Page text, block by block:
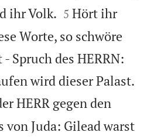
ihr Volk. 

5 Hört ihr
Worte, so schwöre
Spruch des HERRN:
wird dieser Palast.
HERR gegen den
von Juda: Gilead warst